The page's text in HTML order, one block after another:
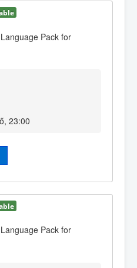
Pack for
23:00
Pack for